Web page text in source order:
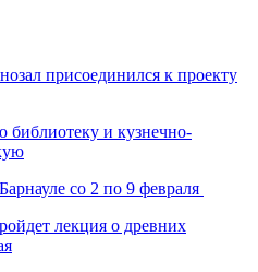
присоединился к проекту
библиотеку и кузнечно-
со 2 по 9 февраля
лекция о древних